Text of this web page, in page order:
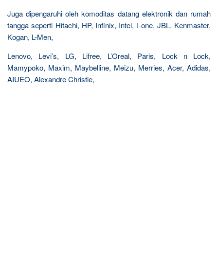
Juga dipengaruhi oleh komoditas datang elektronik dan rumah
tangga seperti Hitachi, HP, Infinix, Intel, I-one, JBL, Kenmaster,
Kogan, L-Men,
Lenovo, Levi’s, LG, Lifree, L’Oreal, Paris, Lock n Lock,
Mamypoko, Maxim, Maybelline, Meizu, Merries, Acer, Adidas,
AIUEO, Alexandre Christie,